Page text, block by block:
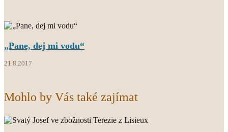
„Pane, dej mi vodu“
21.8.2017
Mohlo by Vás také zajímat